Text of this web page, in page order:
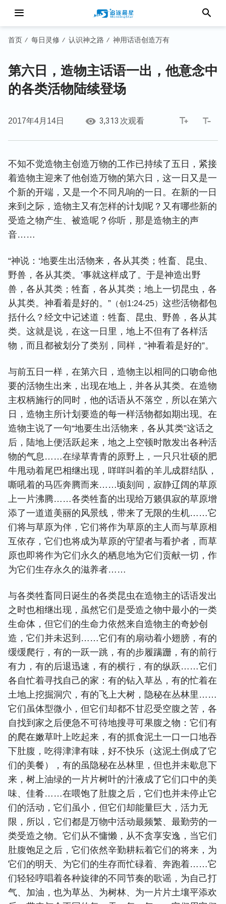
首页 / 每日灵修 / 认识神之路 / 神用话语创造万有
第六日，造物主话语一出，他意念中
的各类活物陆续登场
2017年4月14日 3,313 次观看
不知不觉造物主创造万物的工作已持续了五日，紧接
着造物主迎来了他创造万物的第六日，这一日又是一
个新的开端，又是一个不同凡响的一日。在新的一日
来到之际，造物主又有怎样的计划呢？又有哪些新的
受造之物产生、被造呢？你听，那是造物主的声
音……
“神说：‘地要生出活物来，各从其类；牲畜、昆虫、
野兽，各从其类。’事就这样成了。于是神造出野
兽，各从其类；牲畜，各从其类；地上一切昆虫，各
从其类。神看着是好的。” （创1:24-25） 这些活物都包
括什么？经文中记述道：牲畜、昆虫、野兽，各从其
类。这就是说，在这一日里，地上不但有了各样活
物，而且都被划分了类别，同样，“神看着是好的”。
与前五日一样，在第六日，造物主以相同的口吻命他
要的活物生出来，出现在地上，并各从其类。在造物
主权柄施行的同时，他的话语从不落空，所以在第六
日，造物主所计划要造的每一样活物都如期出现。在
造物主说了一句“地要生出活物来，各从其类”这话之
后，陆地上便活跃起来，地之上空顿时散发出各种活
物的气息……在绿草青青的原野上，一只只壮硕的肥
牛甩动着尾巴相继出现，咩咩叫着的羊儿成群结队，
嘶吼着的马匹奔腾而来……顷刻间，寂静辽阔的草原
上一片沸腾……各类牲畜的出现给万籁俱寂的草原增
添了一道道美丽的风景线，带来了无限的生机……它
们将与草原为伴，它们将作为草原的主人而与草原相
互依存，它们也将成为草原的守望者与看护者，而草
原也即将作为它们永久的栖息地为它们贡献一切，作
为它们生存永久的滋养者……
与各类牲畜同日诞生的各类昆虫在造物主的话语发出
之时也相继出现，虽然它们是受造之物中最小的一类
生命体，但它们的生命力依然来自造物主的奇妙创
造，它们并未迟到……它们有的扇动着小翅膀，有的
缓缓爬行，有的一跃一跳，有的步履蹒跚，有的前行
有力，有的后退迅速，有的横行，有的纵跃……它们
各自忙着寻找自己的家：有的钻入草丛，有的忙着在
土地上挖掘洞穴，有的飞上大树，隐秘在丛林里……
它们虽体型微小，但它们却都不甘忍受空腹之苦，各
自找到家之后便急不可待地搜寻可果腹之物：它们有
的爬在嫩草叶上吃起来，有的抓食泥土一口一口地吞
下肚腹，吃得津津有味，好不快乐（这泥土倒成了它
们的美餐），有的虽隐秘在丛林里，但也并未歇息下
来，树上油绿的一片片树叶的汁液成了它们口中的美
味、佳肴……在喂饱了肚腹之后，它们也并未停止它
们的活动，它们虽小，但它们却能量巨大，活力无
限，所以，它们都是万物中活动最频繁、最勤劳的一
类受造之物。它们从不慵懒，从不贪享安逸，当它们
肚腹饱足之后，它们依然辛勤耕耘着它们的将来，为
它们的明天、为它们的生存而忙碌着、奔跑着……它
们轻轻哼唱着各种旋律的不同节奏的歌谣，为自己打
气、加油，也为草丛、为树林、为一片片土壤平添欢